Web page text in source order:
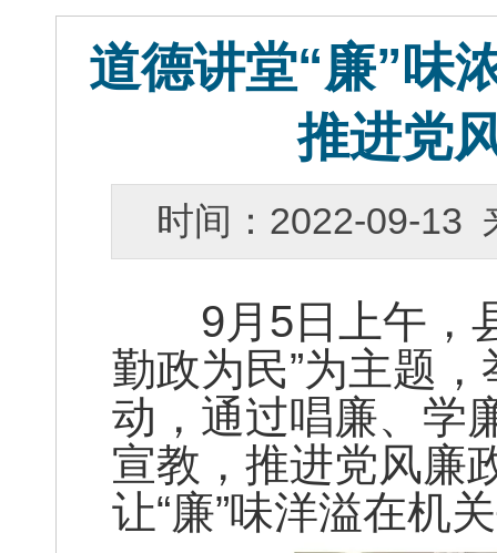
道德讲堂“廉”味
推进党
时间：2022-09-
9月5日上午，县
勤政为民”为主题
动，通过唱廉、学
宣教，推进党风廉
让“廉”味洋溢在机